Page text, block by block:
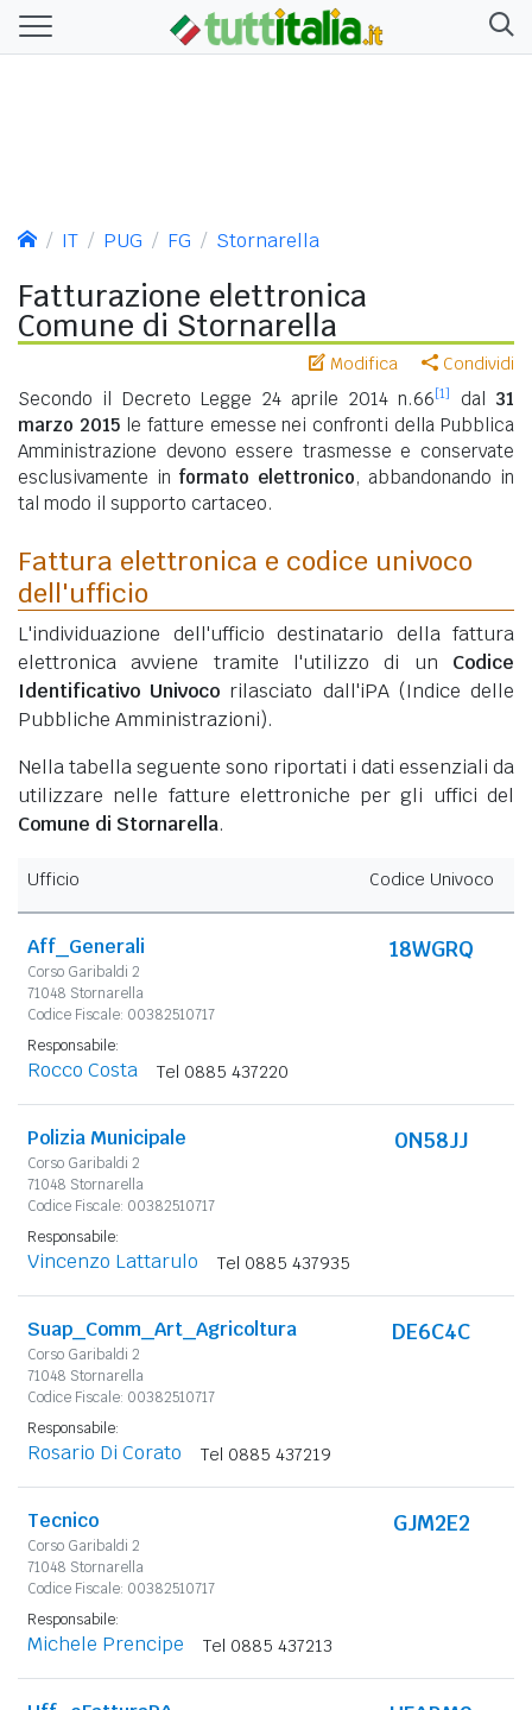
IT PUG FG Stornarella
Fatturazione elettronica
Comune di Stornarella
Modifica Condividi
Secondo il Decreto Legge 24 aprile 2014 n.66[1] dal 31
marzo 2015le fatture emesse nei confronti della Pubblica
Amministrazione devono essere trasmesse e conservate
esclusivamente in formato elettronico, abbandonando in
tal modo il supporto cartaceo.
Fattura elettronica e codice univoco
dell'ufficio
L'individuazione dell'ufficio destinatario della fattura
elettronica avviene tramite l'utilizzo di un Codice
Identificativo Univoco rilasciato dall'iPA (Indice delle
Pubbliche Amministrazioni).
Nella tabella seguente sono riportati i dati essenziali da
utilizzare nelle fatture elettroniche per gli uffici del
Comune di Stornarella.
Ufficio Codice Univoco
Aff_Generali
Corso Garibaldi 2
71048 Stornarella
Codice Fiscale: 00382510717
18WGRQ
Responsabile:
Rocco Costa Tel 0885 437220
Polizia Municipale
Corso Garibaldi 2
71048 Stornarella
Codice Fiscale: 00382510717
0N58JJ
Responsabile:
Vincenzo Lattarulo Tel 0885 437935
Suap_Comm_Art_Agricoltura
Corso Garibaldi 2
71048 Stornarella
Codice Fiscale: 00382510717
DE6C4C
Responsabile:
Rosario Di Corato Tel 0885 437219
Tecnico
Corso Garibaldi 2
71048 Stornarella
Codice Fiscale: 00382510717
GJM2E2
Responsabile:
Michele Prencipe Tel 0885 437213